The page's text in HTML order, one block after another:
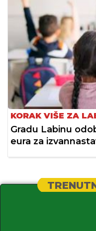
KORAK VIŠE ZA
Gradu Labinu
eura za